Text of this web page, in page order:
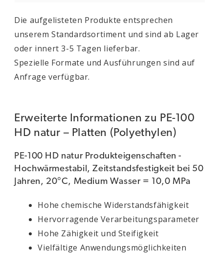
Die aufgelisteten Produkte entsprechen
unserem Standardsortiment und sind ab Lager
oder innert 3-5 Tagen lieferbar.
Spezielle Formate und Ausführungen sind auf
Anfrage verfügbar.
Erweiterte Informationen zu PE-100
HD natur – Platten (Polyethylen)
PE-100 HD natur Produkteigenschaften -
Hochwärmestabil, Zeitstandsfestigkeit bei 50
Jahren, 20°C, Medium Wasser = 10,0 MPa
Hohe chemische Widerstandsfähigkeit
Hervorragende Verarbeitungsparameter
Hohe Zähigkeit und Steifigkeit
Vielfältige Anwendungsmöglichkeiten